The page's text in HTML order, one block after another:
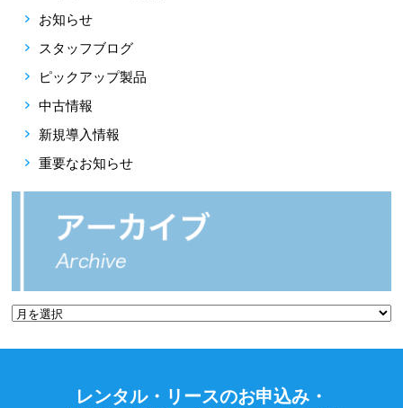
お知らせ
スタッフブログ
ピックアップ製品
中古情報
新規導入情報
重要なお知らせ
レンタル・リースのお申込み・